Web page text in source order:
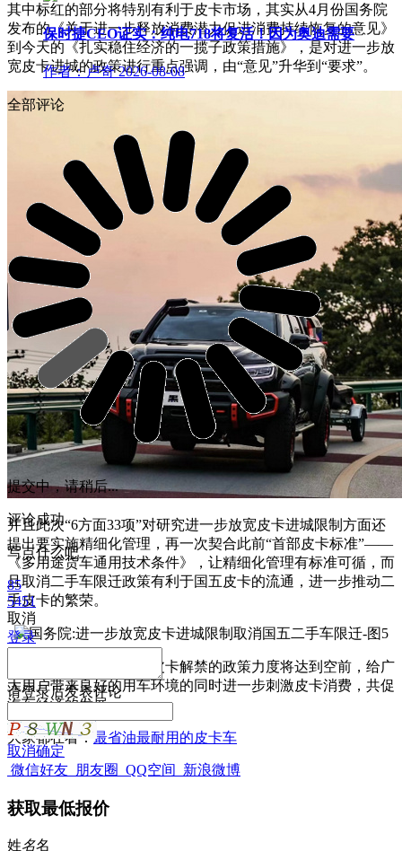
其中标红的部分将特别有利于皮卡市场，其实从4月份国务院
发布的《关于进一步释放消费潜力促进消费持续恢复的意见》
到今天的《扎实稳住经济的一揽子政策措施》，是对进一步放
宽皮卡进城的政策进行重点强调，由“意见”升华到“要求”。
并且此次“6方面33项”对研究进一步放宽皮卡进城限制方面还
提出要实施精细化管理，再一次契合此前“首部皮卡标准”——
《多用途货车通用技术条件》，让精细化管理有标准可循，而
且取消二手车限迁政策有利于国五皮卡的流通，进一步推动二
手皮卡的繁荣。
由上可见，未来国家对皮卡解禁的政策力度将达到空前，给广
大用户带来良好的用车环境的同时进一步刺激皮卡消费，共促
汽车经济的发展。
大家都在看：最省油最耐用的皮卡车
保时捷CEO证实：纯电718将复活！因为奥迪需要
作者：卢奇 2026-08-08
全部评论
提交中，请稍后...
评论成功
写点什么吧
85
5451
取消
登录
请登录后发表评论
取消确定
微信好友 朋友圈 QQ空间 新浪微博
获取最低报价
姓名名